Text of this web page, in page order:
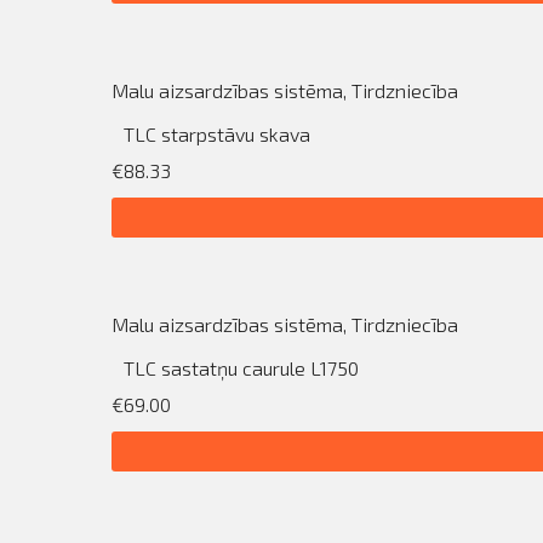
Malu aizsardzības sistēma Tirdzniecība
TLC starpstāvu skava
€88.33
Malu aizsardzības sistēma Tirdzniecība
TLC sastatņu caurule L1750
€69.00